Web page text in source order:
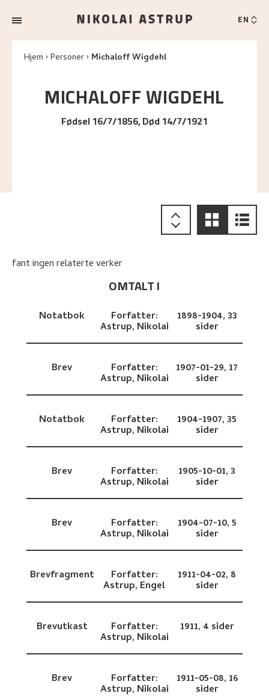
EN
Hjem Personer Michaloff Wigdehl
MICHALOFFWIGDEHL
Fødsel 16/7/1856, Død 14/7/1921
fant ingen relaterte verker
OMTALT I
Notatbok Forfatter:
Astrup, Nikolai
1898-1904,33
sider
Brev Forfatter:
Astrup, Nikolai
1907-01-29,17
sider
Notatbok Forfatter:
Astrup, Nikolai
1904-1907,35
sider
Brev Forfatter:
Astrup, Nikolai
1905-10-01,3
sider
Brev Forfatter:
Astrup, Nikolai
1904-07-10,5
sider
Brevfragment Forfatter:
Astrup, Engel
1911-04-02, 8
sider
Brevutkast Forfatter:
Astrup, Nikolai
1911, 4 sider
Brev Forfatter:
Astrup, Nikolai
1911-05-08,16
sider